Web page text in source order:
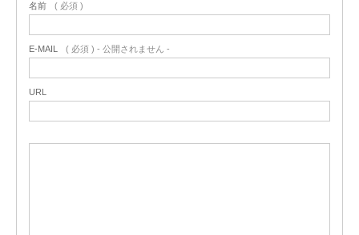
名前 ( 必須 )
E-MAIL ( 必須 ) - 公開されません -
URL